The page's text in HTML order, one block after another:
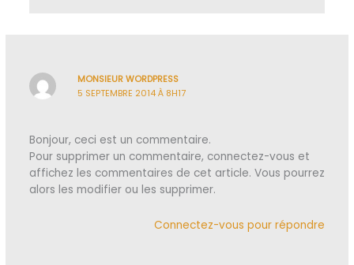
MONSIEUR WORDPRESS
5 SEPTEMBRE 2014 À 8H17
Bonjour, ceci est un commentaire.
Pour supprimer un commentaire, connectez-vous et
affichez les commentaires de cet article. Vous pourrez
alors les modifier ou les supprimer.
Connectez-vous pour répondre